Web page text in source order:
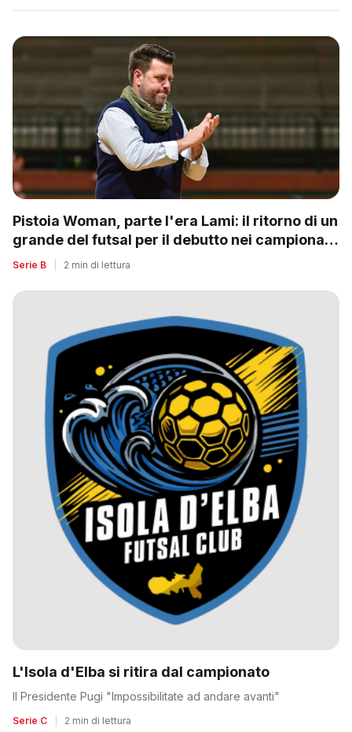
Pistoia Woman, parte l'era Lami: il ritorno di un
grande del futsal per il debutto nei campionati
nazionali
Serie B 2 min di lettura
L'Isola d'Elba si ritira dal campionato
Il Presidente Pugi "Impossibilitate ad andare avanti"
Serie C 2 min di lettura